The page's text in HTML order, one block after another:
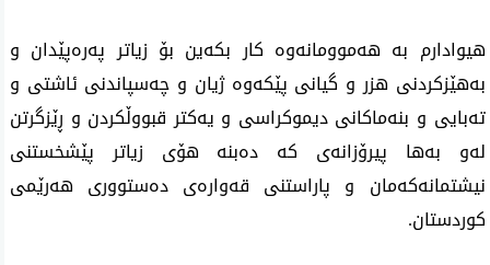
هیوادارم بە هەموومانەوە کار بکەین بۆ زیاتر پەرەپێدان و
بەهێزکردنی هزر و گیانی پێکەوە ژیان و چەسپاندنی ئاشتی و
تەبایی و بنەماکانی دیموکراسی و یەکتر قبووڵکردن و ڕێزگرتن
لەو بەها پیرۆزانەی کە دەبنە هۆی زیاتر پێشخستنی
نیشتمانەکەمان و پاراستنی قەوارەی دەستووری هەرێمی
کوردستان.